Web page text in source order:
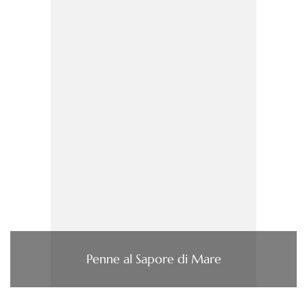
Penne al Sapore di Mare